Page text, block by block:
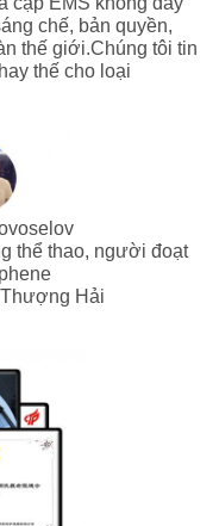
chế, bản quyền,
thế giới.Chúng tôi tin
thế cho loại
thể thao, người đoạt
Hải